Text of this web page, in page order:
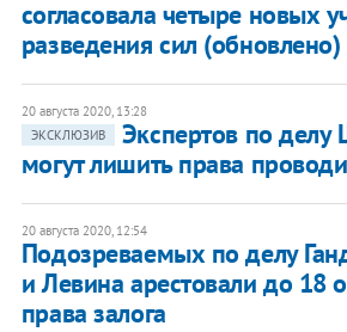
согласовала четыре новых
разведения сил (обновлено)
20 августа 2020, 13:28
ЭКСКЛЮЗИВ
Экспертов по делу
могут лишить права
20 августа 2020, 12:54
Подозреваемых по делу
и Левина арестовали до 18
права залога